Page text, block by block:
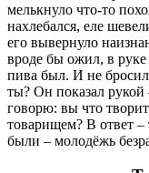
мелькнуло что-то
нахлебался, еле
его вывернуло
вроде бы ожил, в руке
пива был. И не
ты? Он показал
говорю: вы что
товарищем? В ответ
были – молодёжь